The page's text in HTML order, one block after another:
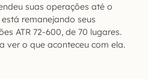
suas operações até o
remanejando seus
ATR 72-600, de 70 lugares.
ver o que aconteceu com ela.